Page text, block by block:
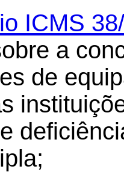
ICMS
a
de